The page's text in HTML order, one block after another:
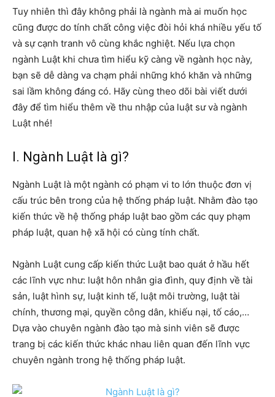
Tuy nhiên thì đây không phải là ngành mà ai muốn học
cũng được do tính chất công việc đòi hỏi khá nhiều yếu tố
và sự cạnh tranh vô cùng khắc nghiệt. Nếu lựa chọn
ngành Luật khi chưa tìm hiểu kỹ càng về ngành học này,
bạn sẽ dễ dàng va chạm phải những khó khăn và những
sai lầm không đáng có. Hãy cùng theo dõi bài viết dưới
đây để tìm hiểu thêm về thu nhập của luật sư và ngành
Luật nhé!
I. Ngành Luật là gì?
Ngành Luật là một ngành có phạm vi to lớn thuộc đơn vị
cấu trúc bên trong của hệ thống pháp luật. Nhằm đào tạo
kiến thức về hệ thống pháp luật bao gồm các quy phạm
pháp luật, quan hệ xã hội có cùng tính chất.
Ngành Luật cung cấp kiến thức Luật bao quát ở hầu hết
các lĩnh vực như: luật hôn nhân gia đình, quy định về tài
sản, luật hình sự, luật kinh tế, luật môi trường, luật tài
chính, thương mại, quyền công dân, khiếu nại, tố cáo,…
Dựa vào chuyên ngành đào tạo mà sinh viên sẽ được
trang bị các kiến thức khác nhau liên quan đến lĩnh vực
chuyên ngành trong hệ thống pháp luật.